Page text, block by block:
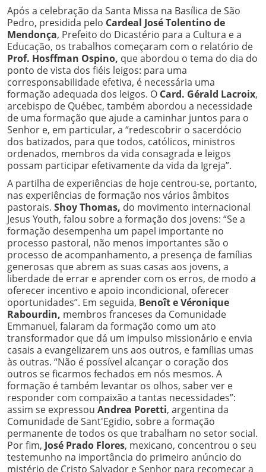
Após a celebração da Santa Missa na Basílica de São
Pedro, presidida pelo Cardeal José Tolentino de
Mendonça, Prefeito do Dicastério para a Cultura e a
Educação, os trabalhos começaram com o relatório de
Prof. Hosffman Ospino, que abordou o tema do dia do
ponto de vista dos fiéis leigos: para uma
corresponsabilidade efetiva, é necessária uma
formação adequada dos leigos. O Card. Gérald Lacroix,
arcebispo de Québec, também abordou a necessidade
de uma formação que ajude a caminhar juntos para o
Senhor e, em particular, a “redescobrir o sacerdócio
dos batizados, para que todos, católicos, ministros
ordenados, membros da vida consagrada e leigos
possam participar efetivamente da vida da Igreja”.
A partilha de experiências de hoje centrou-se, portanto,
nas experiências de formação nos vários âmbitos
pastorais. Shoy Thomas, do movimento internacional
Jesus Youth, falou sobre a formação dos jovens: “Se a
formação desempenha um papel importante no
processo pastoral, não menos importantes são o
processo de acompanhamento, a presença de famílias
generosas que abrem as suas casas aos jovens, a
liberdade de errar e aprender com os erros, de modo a
oferecer incentivo e apoio incondicional, oferecer
oportunidades”. Em seguida, Benoît e Véronique
Rabourdin, membros franceses da Comunidade
Emmanuel, falaram da formação como um ato
transformador que dá um impulso missionário e envia
casais a evangelizarem uns aos outros, e famílias umas
às outras. “Não é possível alcançar o coração dos
outros se ficarmos fechados em nós mesmos. A
formação é também levantar os olhos, saber ver e
responder com compaixão a tantas necessidades”:
assim se expressou Andrea Poretti, argentina da
Comunidade de Sant'Egidio, sobre a formação
permanente de todos os que trabalham no setor social.
Por fim, José Prado Flores, mexicano, concentrou o seu
testemunho na importância do primeiro anúncio do
mistério de Cristo Salvador e Senhor para recomeçar a